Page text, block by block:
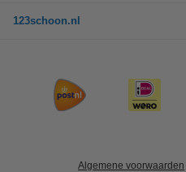
123schoon.nl
Algemene voorwaarden